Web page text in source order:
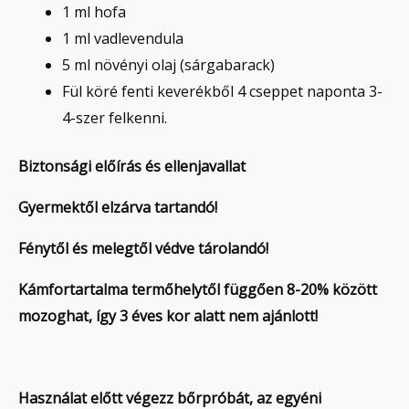
1 ml hofa
1 ml vadlevendula
5 ml növényi olaj (sárgabarack)
Fül köré fenti keverékből 4 cseppet naponta 3-
4-szer felkenni.
Biztonsági előírás és ellenjavallat
Gyermektől elzárva tartandó!
Fénytől és melegtől védve tárolandó!
Kámfortartalma termőhelytől függően 8-20% között
mozoghat, így 3 éves kor alatt nem ajánlott!
Használat előtt végezz bőrpróbát, az egyéni